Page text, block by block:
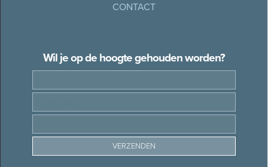
CONTACT
Wil je op de hoogte gehouden worden?